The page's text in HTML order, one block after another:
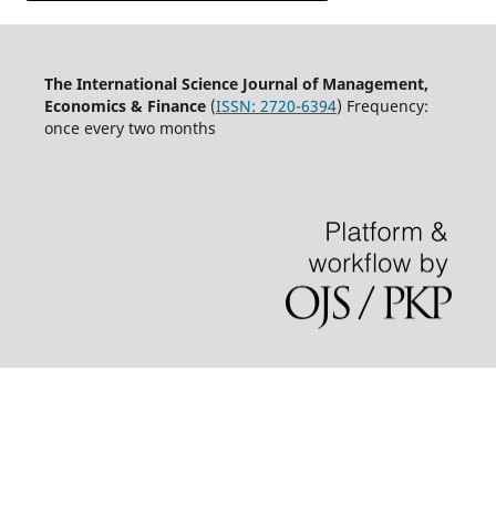
The International Science Journal of Management,
Economics & Finance(ISSN: 2720-6394) Frequency:
once every two months